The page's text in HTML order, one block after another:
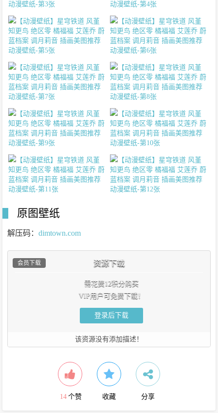
原图壁纸
解压码： dimtown.com
资源下载
会员下载
需花费12积分购买
VIP用户可免费下载！
登录后下载
该资源没有添加描述！
14 个赞 收藏 分享